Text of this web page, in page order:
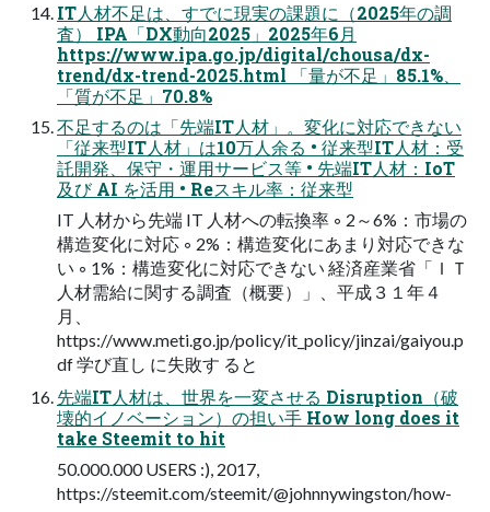
IT人材不足は、すでに現実の課題に（2025年の調
査） IPA「DX動向2025」2025年6月
https://www.ipa.go.jp/digital/chousa/dx-
trend/dx-trend-2025.html 「量が不足」85.1%、
「質が不足」70.8%
不足するのは「先端IT人材」。変化に対応できない
「従来型IT人材」は10万人余る • 従来型IT人材：受
託開発、保守・運用サービス等 • 先端IT人材：IoT
及び AI を活用 • Reスキル率：従来型
IT 人材から先端 IT 人材への転換率 ◦ 2～6%：市場の
構造変化に対応 ◦ 2%：構造変化にあまり対応できな
い ◦ 1%：構造変化に対応できない 経済産業省「ＩＴ
人材需給に関する調査（概要）」、平成３１年４
月、
https://www.meti.go.jp/policy/it_policy/jinzai/gaiyou.p
df 学び直し に失敗す ると
先端IT人材は、世界を一変させる Disruption（破
壊的イノベーション）の担い手 How long does it
take Steemit to hit
50.000.000 USERS :), 2017,
https://steemit.com/steemit/@johnnywingston/how-